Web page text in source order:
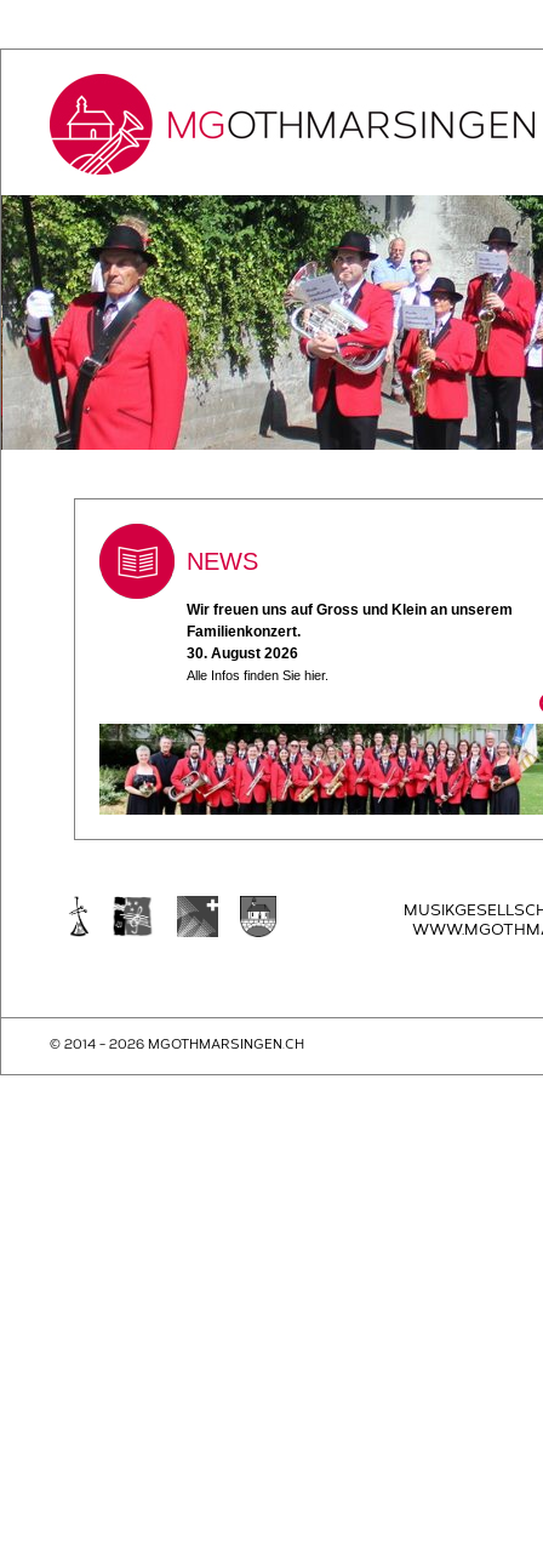
NEWS
Wir freuen uns auf Gross und Klein an unserem
Familienkonzert.
30. August 2026
Alle Infos finden Sie hier.
© 2014 - 2026 MGOTHMARSINGEN.CH